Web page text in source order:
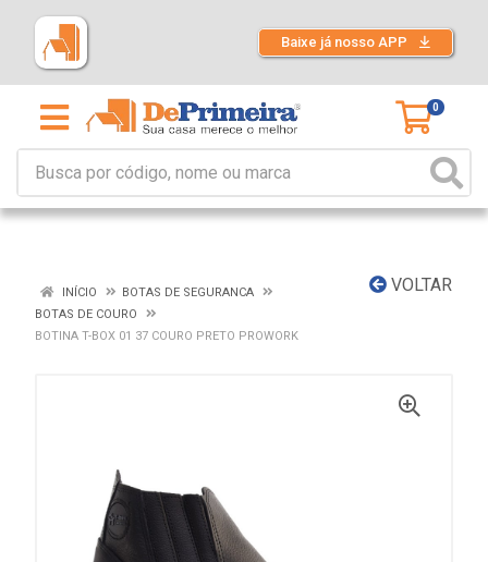
Baixe já nosso APP
0
VOLTAR
INÍCIO
BOTAS DE SEGURANCA
BOTAS DE COURO
BOTINA T-BOX 01 37 COURO PRETO PROWORK